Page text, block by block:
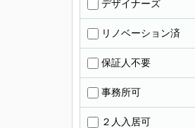
デザイナーズ
リノベーション済
保証人不要
事務所可
２人入居可